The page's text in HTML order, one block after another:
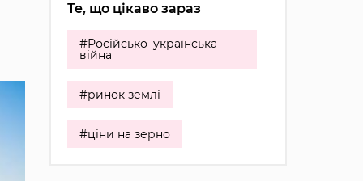
Те, що цікаво зараз
#Російсько_українська
війна
#ринок землі
#ціни на зерно